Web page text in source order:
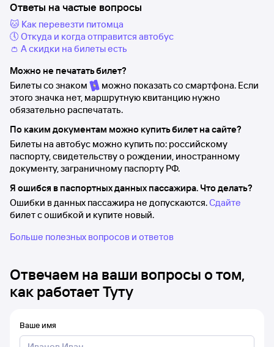
Ответы на частые вопросы
🐱 Как перевезти питомца
🕔 Откуда и когда отправится автобус
👛 А скидки на билеты есть
Можно не печатать билет?
Билеты со знаком
можно показать со смартфона. Если
этого значка нет, маршрутную квитанцию нужно
обязательно распечатать.
По каким документам можно купить билет на сайте?
Билеты на автобус можно купить по: российскому
паспорту, свидетельству о рождении, иностранному
документу, заграничному паспорту РФ.
Я ошибся в паспортных данных пассажира. Что делать?
Ошибки в данных пассажира не допускаются.Сдайте
билет с ошибкой и купите новый.
Больше полезных вопросов и ответов
Отвечаем на ваши вопросы о том,
как работает Туту
Ваше имя